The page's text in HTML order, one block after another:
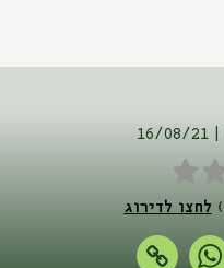
16/08/21
לחצו לדירוג